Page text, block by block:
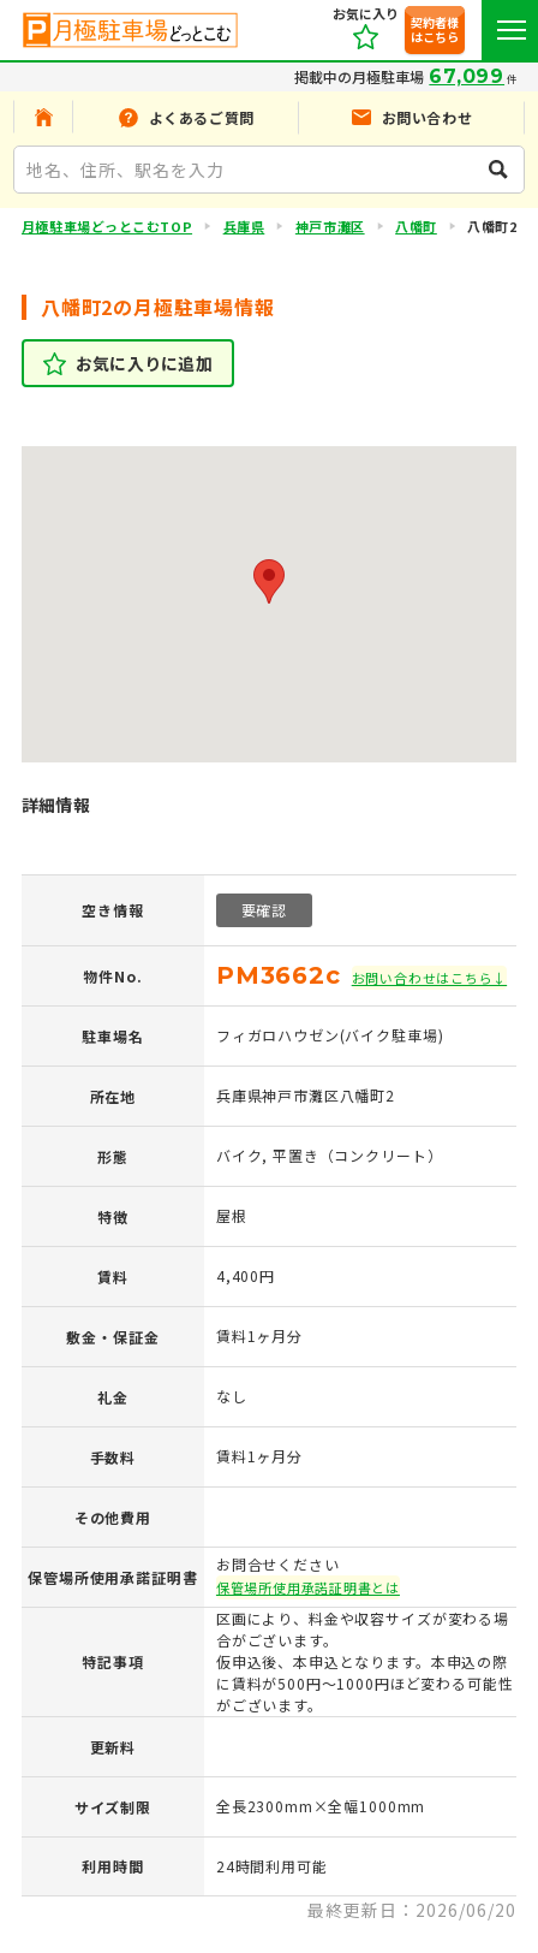
お気に入り
契約者様
はこちら
掲載中の月極駐車場 67,099 件
よくあるご質問 お問い合わせ
月極駐車場どっとこむTOP 兵庫県 神戸市灘区 八幡町 八幡町2
八幡町2の月極駐車場情報
お気に入りに追加
詳細情報
空き情報 要確認
物件No. PM3662c お問い合わせはこちら↓
駐車場名 フィガロハウゼン(バイク駐車場)
所在地 兵庫県神戸市灘区八幡町2
形態 バイク, 平置き（コンクリート）
特徴 屋根
賃料 4,400円
敷金・保証金 賃料1ヶ月分
礼金 なし
手数料 賃料1ヶ月分
その他費用
保管場所使用承諾証明書
お問合せください
保管場所使用承諾証明書とは
特記事項
区画により、料金や収容サイズが変わる場
合がございます。
仮申込後、本申込となります。本申込の際
に賃料が500円～1000円ほど変わる可能性
がございます。
更新料
サイズ制限 全長2300mm×全幅1000mm
利用時間 24時間利用可能
最終更新日：2026/06/20